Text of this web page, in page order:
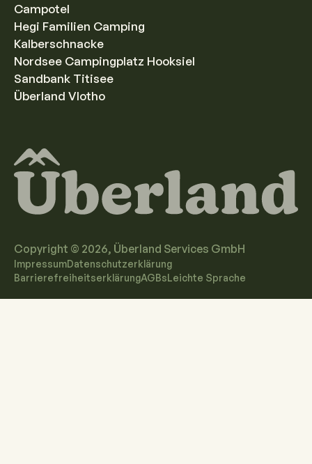
Campotel
Hegi Familien Camping
Kalberschnacke
Nordsee Campingplatz Hooksiel
Sandbank Titisee
Überland Vlotho
Copyright © 2026, Überland Services GmbH
ImpressumDatenschutzerklärung
BarrierefreiheitserklärungAGBsLeichte Sprache